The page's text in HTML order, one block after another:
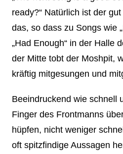
ready?“ Natürlich ist der
das, so dass zu Songs wie
„Had Enough“ in der Halle
der Mitte tobt der Moshpit,
kräftig mitgesungen und
Beeindruckend wie schnell
Finger des Frontmanns
hüpfen, nicht weniger
oft spitzfindige Aussagen